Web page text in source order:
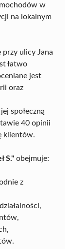
w
na lokalnym
przy ulicy Jana
łatwo
jest
oraz
społeczną
40 opinii
klientów.
S." obejmuje:
z